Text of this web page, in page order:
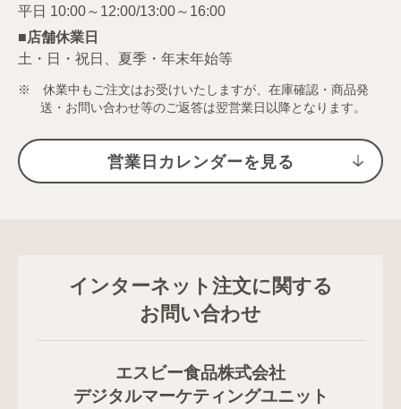
■店舗休業日
土・日・祝日、夏季・年末年始等
※ 休業中もご注文はお受けいたしますが、在庫確認・商品発
送・お問い合わせ等のご返答は翌営業日以降となります。
営業日カレンダーを見る
インターネット注文に関する
お問い合わせ
エスビー食品株式会社
デジタルマーケティングユニット